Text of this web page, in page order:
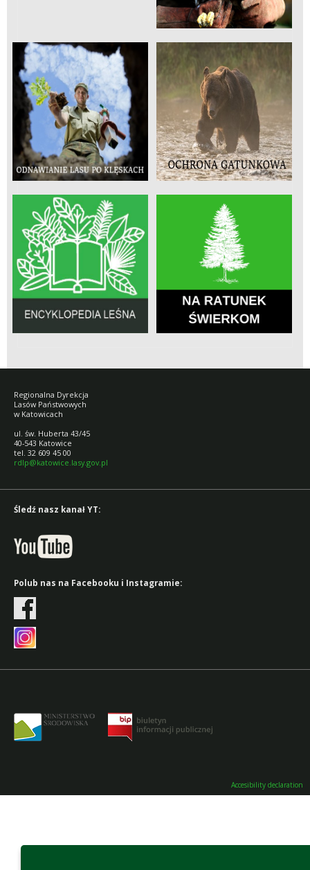
Regionalna Dyrekcja
Lasów Państwowych
w Katowicach
ul. św. Huberta 43/45
40-543 Katowice
tel. 32 609 45 00
rdlp@katowice.lasy.gov.pl
Śledź nasz kanał YT:
Polub nas na Facebooku i Instagramie:
Accesibility declaration